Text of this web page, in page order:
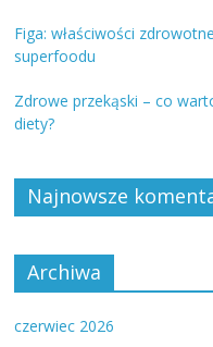
Figa: właściwości
superfoodu
Zdrowe przekąski – co
diety?
Najnowsze
Archiwa
czerwiec 2026